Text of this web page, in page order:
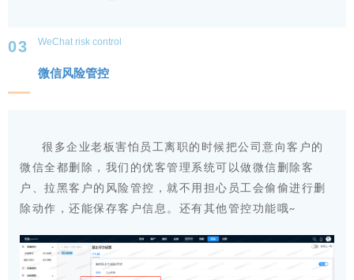
03 WeChat risk control
微信风险管控
很多企业老板害怕员工离职的时候把公司 意向客户的
微信全都删除， 我们的优客管理 系统可以做微信删除客
户 、 拉黑客户的风险管控 ，就不用担心员工会偷偷进行删
除动作，还能保存客户信息。还有其他管控功能哦~